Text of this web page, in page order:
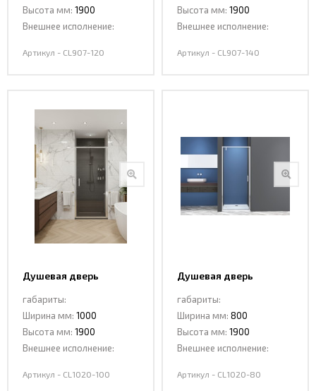
Высота мм: 1900
Внешнее исполнение:
Артикул - CL907-120
Высота мм: 1900
Внешнее исполнение:
Артикул - CL907-140
Душевая дверь
габариты:
Ширина мм: 1000
Высота мм: 1900
Внешнее исполнение:
Артикул - CL1020-100
Душевая дверь
габариты:
Ширина мм: 800
Высота мм: 1900
Внешнее исполнение:
Артикул - CL1020-80